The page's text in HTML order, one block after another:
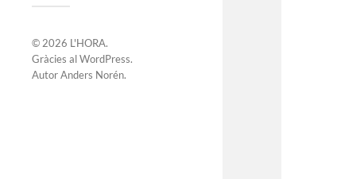
© 2026 L'HORA.
Gràcies alWordPress.
AutorAnders Norén.